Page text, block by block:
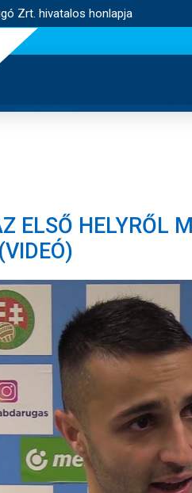
Zrt. hivatalos honlapja
ELSŐ HELYRŐL